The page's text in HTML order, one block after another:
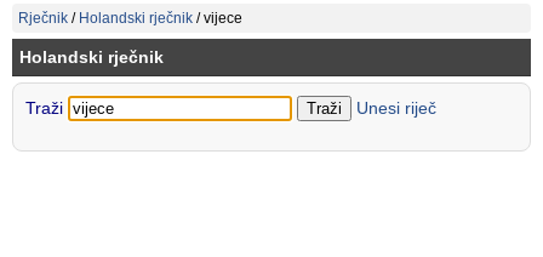
Vicevi
Rječnik / Holandski rječnik /vijece
Holandski rječnik
Traži Unesi riječ